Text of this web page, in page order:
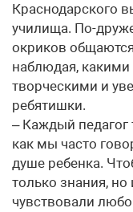
Краснодарского
училища. По-
окриков
наблюдая,
творческими и
ребятишки.
– Каждый педагог
как мы часто
душе ребенка.
только знания,
чувствовали